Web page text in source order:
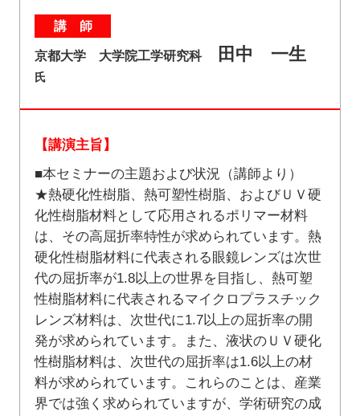
講 師
京都大学 大学院工学研究科 田中 一生
氏
【講演主旨】
■本セミナーの主題および状況（講師より）
★熱硬化性樹脂、熱可塑性樹脂、およびＵＶ硬
化性樹脂材料として応用されるポリマー材料
は、その高屈折率特性が求められています。熱
硬化性樹脂材料に代表される眼鏡レンズは次世
代の屈折率が1.8以上の世界を目指し、熱可塑
性樹脂材料に代表されるマイクロプラスチック
レンズ材料は、次世代に1.7以上の屈折率の開
発が求められています。また、液状のＵＶ硬化
性樹脂材料は、次世代の屈折率は1.6以上の材
料が求められています。これらのことは、産業
界では強く求められていますが、学術研究の成